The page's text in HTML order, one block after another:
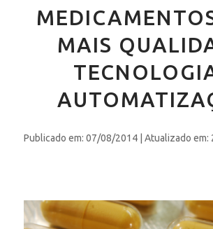
MAIS
Publicado em: 07/08/2014 | Atualizado